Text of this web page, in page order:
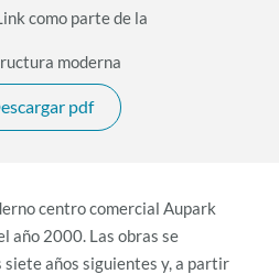
como parte de la
moderna
pdf
centro comercial Aupark
año 2000. Las obras se
años siguientes y, a partir